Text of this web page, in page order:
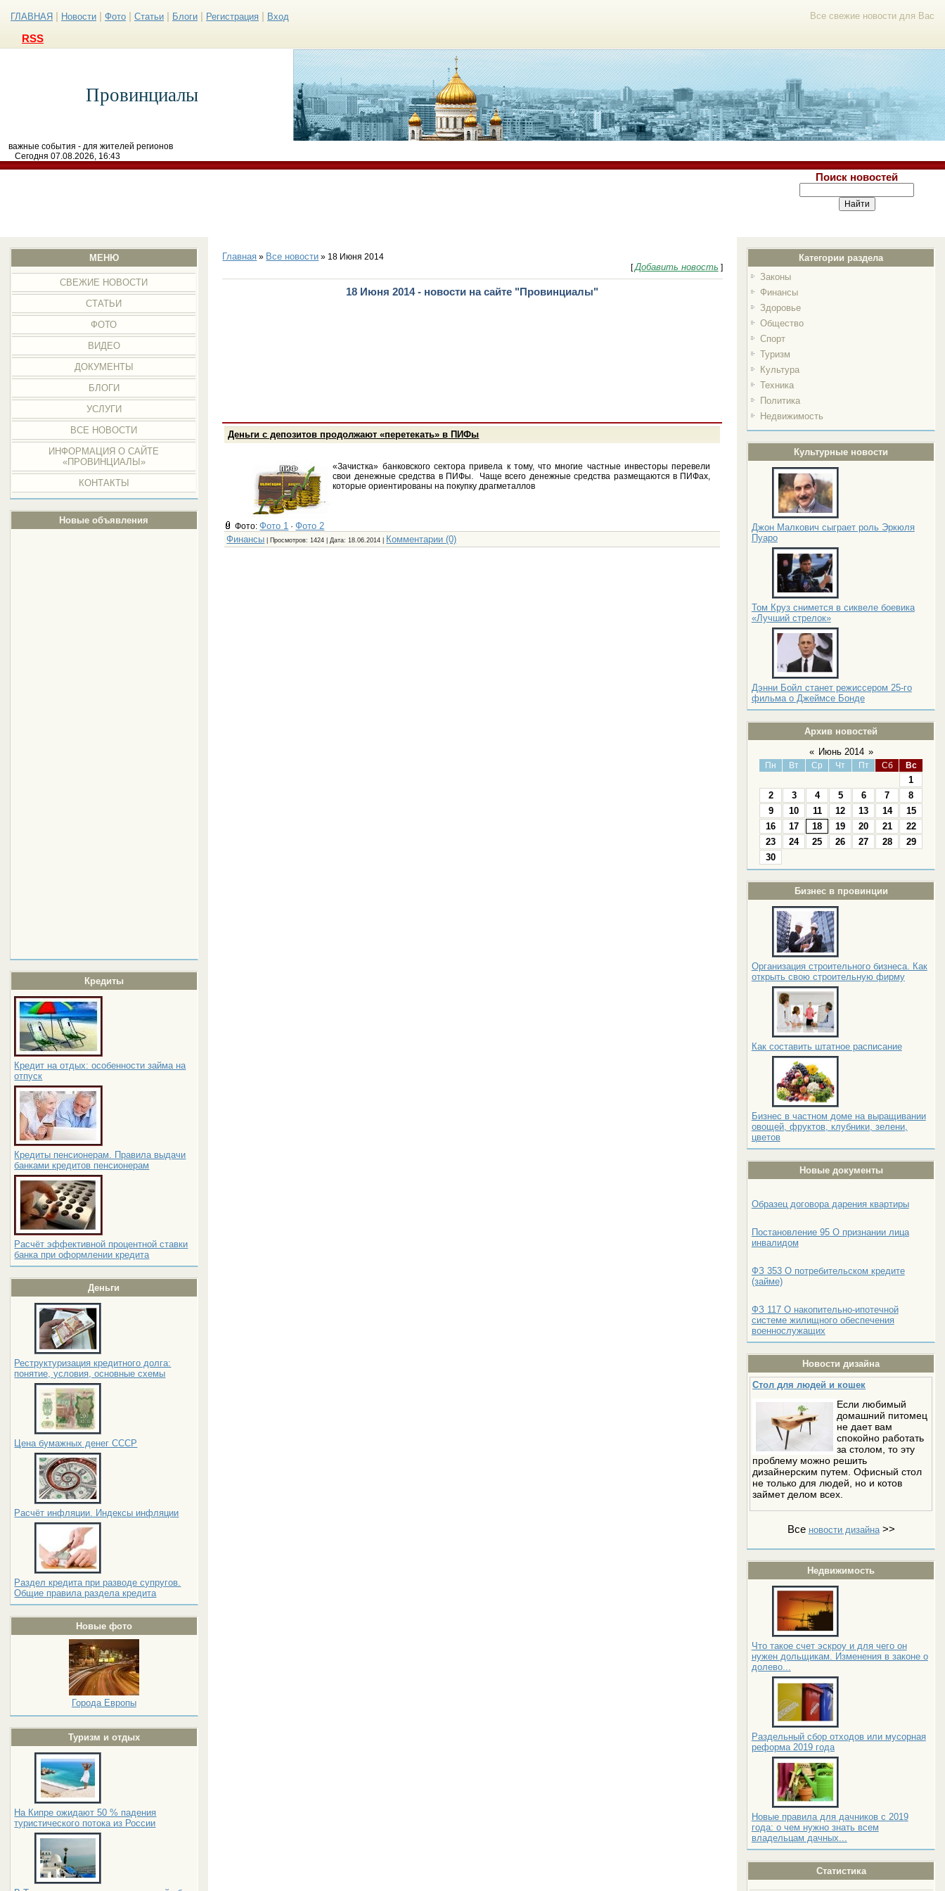
Все свежие новости для Вас
ГЛАВНАЯ Новости Фото Статьи Блоги Регистрация Вход
RSS
Провинциалы
важные события - для жителей регионов
Сегодня 07.08.2026, 16:43
Поиск новостей
МЕНЮ
СВЕЖИЕ НОВОСТИ
СТАТЬИ
ФОТО
ВИДЕО
ДОКУМЕНТЫ
БЛОГИ
УСЛУГИ
ВСЕ НОВОСТИ
ИНФОРМАЦИЯ О САЙТЕ
«ПРОВИНЦИАЛЫ»
КОНТАКТЫ
Новые объявления
Кредиты
Кредит на отдых: особенности займа на
отпуск
Кредиты пенсионерам. Правила выдачи
банками кредитов пенсионерам
Расчёт эффективной процентной ставки
банка при оформлении кредита
Деньги
Реструктуризация кредитного долга:
понятие, условия, основные схемы
Цена бумажных денег СССР
Расчёт инфляции. Индексы инфляции
Раздел кредита при разводе супругов.
Общие правила раздела кредита
Новые фото
Города Европы
Туризм и отдых
На Кипре ожидают 50 % падения
туристического потока из России
Категории раздела
Законы
Финансы
Здоровье
Общество
Спорт
Туризм
Культура
Техника
Политика
Недвижимость
Культурные новости
Джон Малкович сыграет роль Эркюля
Пуаро
Том Круз снимется в сиквеле боевика
«Лучший стрелок»
Дэнни Бойл станет режиссером 25-го
фильма о Джеймсе Бонде
Архив новостей
« Июнь 2014 »
Пн Вт Ср Чт Пт Сб Вс
1
2
3 4 5 6 7
8
9
10 11 12 13 14
15
16
17 18 19 20 21
22
23
24 25 26 27 28
29
30
Бизнес в провинции
Организация строительного бизнеса. Как
открыть свою строительную фирму
Как составить штатное расписание
Бизнес в частном доме на выращивании
овощей, фруктов, клубники, зелени,
цветов
Новые документы
Образец договора дарения квартиры
Постановление 95 О признании лица
инвалидом
ФЗ 353 О потребительском кредите
(займе)
ФЗ 117 О накопительно-ипотечной
системе жилищного обеспечения
военнослужащих
Новости дизайна
Стол для людей и кошек
Если любимый
домашний питомец
не дает вам
спокойно работать
за столом, то эту
проблему можно решить
дизайнерским путем. Офисный стол
не только для людей, но и котов
займет делом всех.
Все новости дизайна>>
Недвижимость
Что такое счет эскроу и для чего он
нужен дольщикам. Изменения в законе о
долево...
Раздельный сбор отходов или мусорная
реформа 2019 года
Новые правила для дачников с 2019
года: о чем нужно знать всем
владельцам дачных...
Статистика
Главная » Все новости » 18 Июня 2014
[Добавить новость ]
18 Июня 2014 - новости на сайте "Провинциалы"
Деньги с депозитов продолжают «перетекать» в ПИФы
«Зачистка» банковского сектора привела к тому, что многие частные инвесторы перевели
свои денежные средства в ПИФы. Чаще всего денежные средства размещаются в ПИФах,
которые ориентированы на покупку драгметаллов
Фото:Фото 1 ·Фото 2
Финансы | Просмотров: 1424 | Дата:18.06.2014 Комментарии (0)